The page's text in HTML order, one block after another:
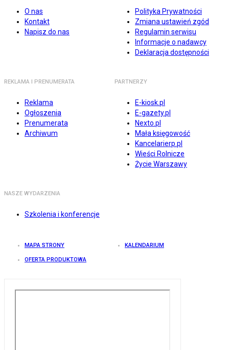
O nas
Kontakt
Napisz do nas
Polityka Prywatności
Zmiana ustawień zgód
Regulamin serwisu
Informacje o nadawcy
Deklaracja dostępności
REKLAMA I PRENUMERATA
Reklama
Ogłoszenia
Prenumerata
Archiwum
PARTNERZY
E-kiosk.pl
E-gazety.pl
Nexto.pl
Mała księgowość
Kancelarierp.pl
Wieści Rolnicze
Życie Warszawy
NASZE WYDARZENIA
Szkolenia i konferencje
MAPA STRONY KALENDARIUM
OFERTA PRODUKTOWA